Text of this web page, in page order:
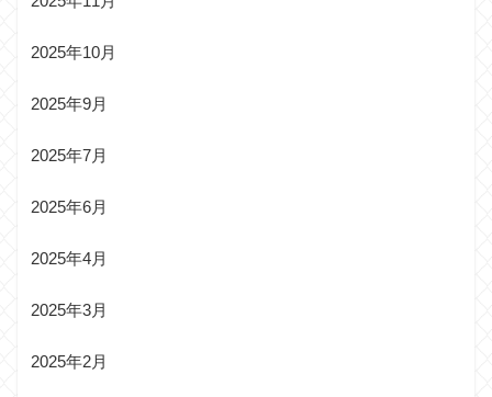
2025年10月
2025年9月
2025年7月
2025年6月
2025年4月
2025年3月
2025年2月